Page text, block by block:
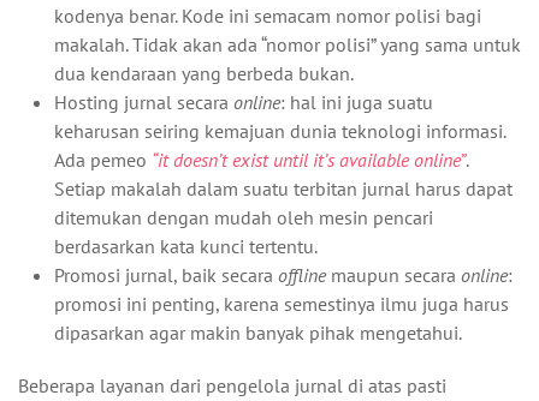
kodenya benar. Kode ini semacam nomor polisi bagi
makalah. Tidak akan ada “nomor polisi” yang sama untuk
dua kendaraan yang berbeda bukan.
Hosting jurnal secara online: hal ini juga suatu
keharusan seiring kemajuan dunia teknologi informasi.
Ada pemeo “it doesn’t exist until it’s available online”.
Setiap makalah dalam suatu terbitan jurnal harus dapat
ditemukan dengan mudah oleh mesin pencari
berdasarkan kata kunci tertentu.
Promosi jurnal, baik secara offlinemaupun secara online:
promosi ini penting, karena semestinya ilmu juga harus
dipasarkan agar makin banyak pihak mengetahui.
Beberapa layanan dari pengelola jurnal di atas pasti